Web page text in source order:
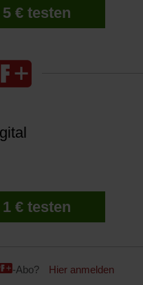
€ testen
€ testen
-Abo? Hier anmelden